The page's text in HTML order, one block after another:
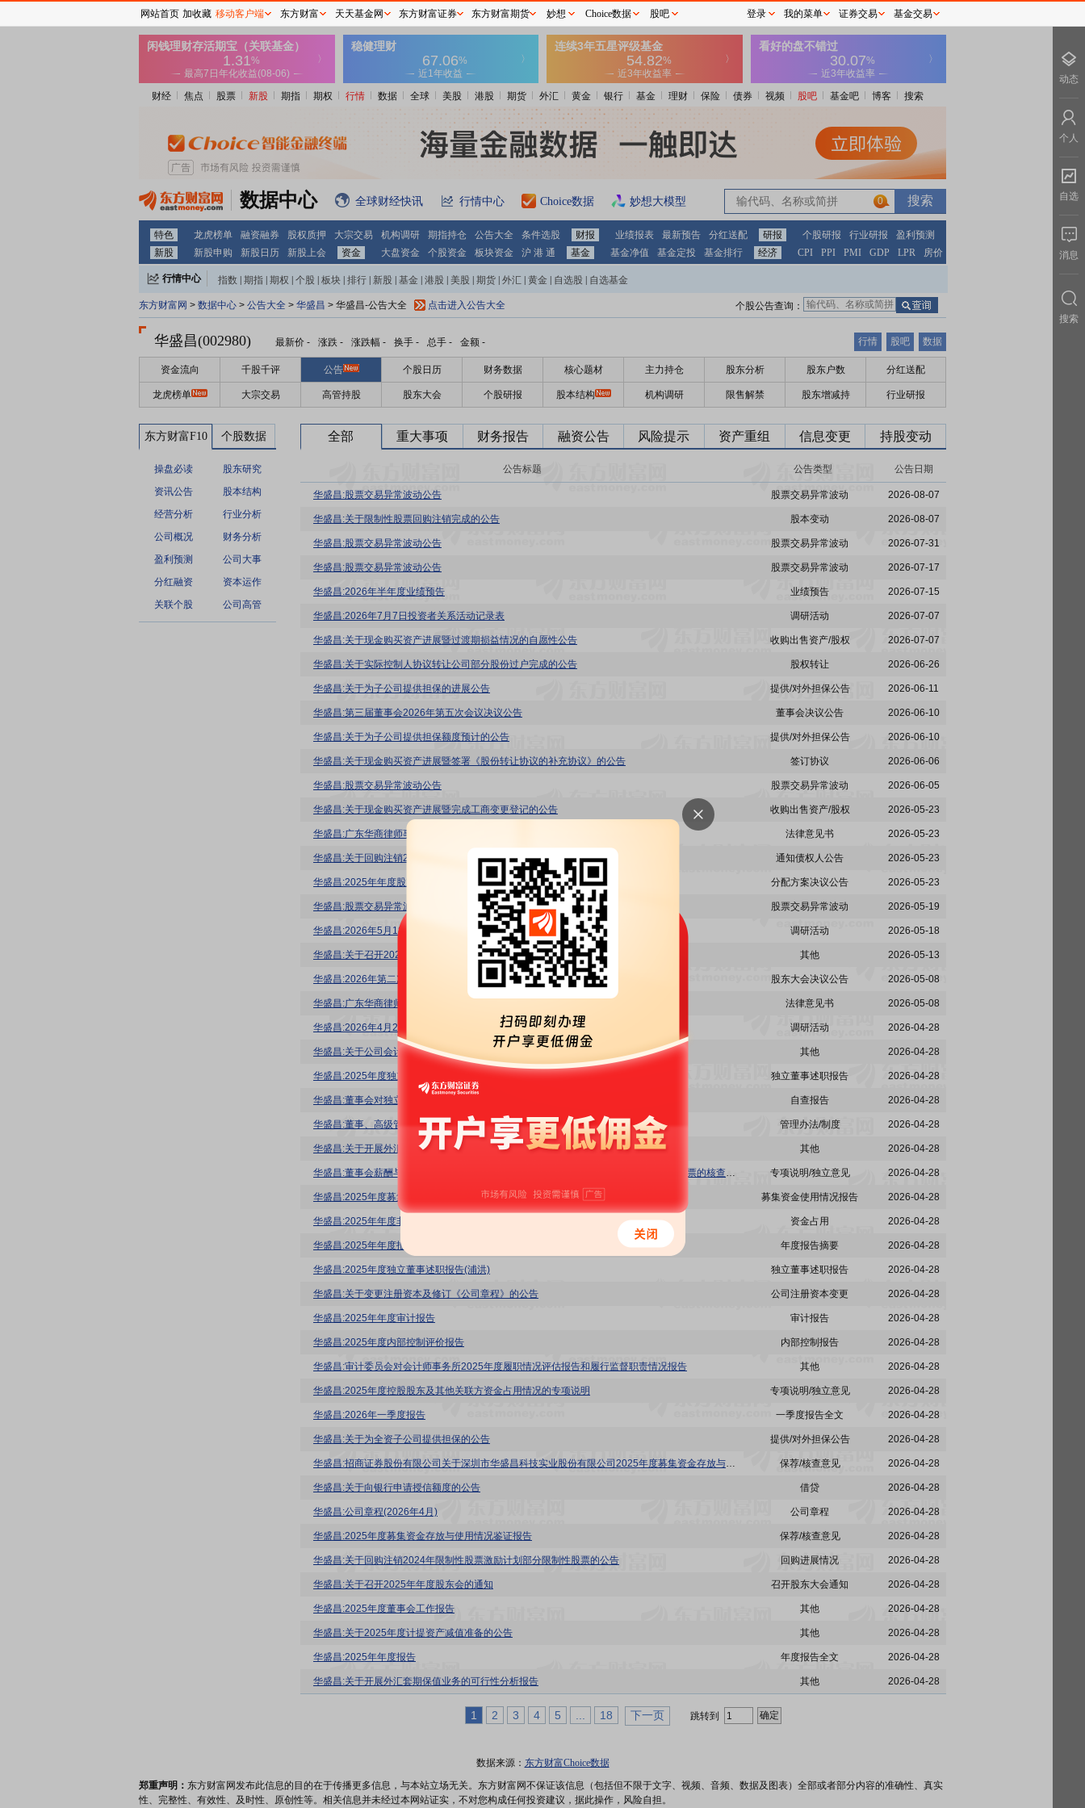
财经 焦点 股票 新股 期指 期权 行情 数据 全球 美股 港股 期货 外汇 黄金 银行 基金 理财 保险 债券 视频 股吧 基金吧 博客 搜索
数据中心 全球财经快讯 行情中心 Choice数据 妙想大模型 0
特色 龙虎榜单 融资融券 股权质押 大宗交易 机构调研 期指持仓 公告大全 条件选股 财报 业绩报表 最新预告 分红送配 研报 个股研报 行业研报
盈利预测
新股
新股申购 新股日历 新股上会 资金 大盘资金 个股资金 板块资金 沪 港 通 基金 基金净值 基金定投 基金排行 经济 CPI PPI PMI GDP LPR 房价
行情中心 指数 期指 期权 个股 板块 排行 新股 基金 港股 美股 期货 外汇 黄金 自选股 自选基金
东方财富网 > 数据中心 > 公告大全 > 华盛昌 > 华盛昌-公告大全 点击进入公告大全 个股公告查询：
华盛昌(002980) 最新价 - 涨跌 - 涨跌幅 - 换手 - 总手 - 金额 - 行情 股吧 数据
资金流向 千股千评 公告 个股日历 财务数据 核心题材 主力持仓 股东分析 股东户数 分红送配
龙虎榜单 大宗交易 高管持股 股东大会 个股研报 股本结构 机构调研 限售解禁 股东增减持 行业研报
东方财富F10 个股数据
操盘必读
股东研究
资讯公告
股本结构
经营分析
行业分析
公司概况
财务分析
盈利预测
公司大事
分红融资
资本运作
关联个股
公司高管
全部 重大事项 财务报告 融资公告 风险提示 资产重组 信息变更 持股变动
公告标题 公告类型 公告日期
华盛昌:股票交易异常波动公告 股票交易异常波动 2026-08-07
华盛昌:关于限制性股票回购注销完成的公告 股本变动 2026-08-07
华盛昌:股票交易异常波动公告 股票交易异常波动 2026-07-31
华盛昌:股票交易异常波动公告 股票交易异常波动 2026-07-17
华盛昌:2026年半年度业绩预告 业绩预告 2026-07-15
华盛昌:2026年7月7日投资者关系活动记录表 调研活动 2026-07-07
华盛昌:关于现金购买资产进展暨过渡期损益情况的自愿性公告 收购出售资产/股权 2026-07-07
华盛昌:关于实际控制人协议转让公司部分股份过户完成的公告 股权转让 2026-06-26
华盛昌:关于为子公司提供担保的进展公告 提供/对外担保公告 2026-06-11
华盛昌:第三届董事会2026年第五次会议决议公告 董事会决议公告 2026-06-10
华盛昌:关于为子公司提供担保额度预计的公告 提供/对外担保公告 2026-06-10
华盛昌:关于现金购买资产进展暨签署《股份转让协议的补充协议》的公告 签订协议 2026-06-06
华盛昌:股票交易异常波动公告 股票交易异常波动 2026-06-05
华盛昌:关于现金购买资产进展暨完成工商变更登记的公告 收购出售资产/股权 2026-05-23
华盛昌:广东华商律师事务所关于华盛昌2025年年度股东会的法律意见书 法律意见书 2026-05-23
华盛昌:关于回购注销2024年限制性股票激励计划部分限制性股票通知债权人的公告 通知债权人公告 2026-05-23
华盛昌:2025年年度股东会决议公告 分配方案决议公告 2026-05-23
华盛昌:股票交易异常波动公告 股票交易异常波动 2026-05-19
华盛昌:2026年5月18日投资者关系活动记录表 调研活动 2026-05-18
华盛昌:关于召开2025年度暨2026年第一季度网上业绩说明会的公告 其他 2026-05-13
华盛昌:2026年第二次临时股东会决议公告 股东大会决议公告 2026-05-08
华盛昌:广东华商律师事务所关于华盛昌2026年第二次临时股东会的法律意见书 法律意见书 2026-05-08
华盛昌:2026年4月27日投资者关系活动记录表 调研活动 2026-04-28
华盛昌:关于公司会计政策变更的公告 其他 2026-04-28
华盛昌:2025年度独立董事述职报告(庄任艳) 独立董事述职报告 2026-04-28
华盛昌:董事会对独立董事独立性自查情况的专项报告 自查报告 2026-04-28
华盛昌:董事、高级管理人员薪酬管理制度 管理办法/制度 2026-04-28
华盛昌:关于开展外汇套期保值业务的公告 其他 2026-04-28
华盛昌:董事会薪酬与考核委员会关于回购注销2024年限制性股票激励计划部分限制性股票的核查意见 专项说明/独立意见 2026-04-28
华盛昌:2025年度募集资金存放与使用情况的专项报告 募集资金使用情况报告 2026-04-28
华盛昌:2025年年度非经营性资金占用及其他关联资金往来情况汇总表 资金占用 2026-04-28
华盛昌:2025年年度报告摘要 年度报告摘要 2026-04-28
华盛昌:2025年度独立董事述职报告(浦洪) 独立董事述职报告 2026-04-28
华盛昌:关于变更注册资本及修订《公司章程》的公告 公司注册资本变更 2026-04-28
华盛昌:2025年年度审计报告 审计报告 2026-04-28
华盛昌:2025年度内部控制评价报告 内部控制报告 2026-04-28
华盛昌:审计委员会对会计师事务所2025年度履职情况评估报告和履行监督职责情况报告 其他 2026-04-28
华盛昌:2025年度控股股东及其他关联方资金占用情况的专项说明 专项说明/独立意见 2026-04-28
华盛昌:2026年一季度报告 一季度报告全文 2026-04-28
华盛昌:关于为全资子公司提供担保的公告 提供/对外担保公告 2026-04-28
华盛昌:招商证券股份有限公司关于深圳市华盛昌科技实业股份有限公司2025年度募集资金存放与使用情况的专项核查报告 保荐/核查意见 2026-04-28
华盛昌:关于向银行申请授信额度的公告 借贷 2026-04-28
华盛昌:公司章程(2026年4月) 公司章程 2026-04-28
华盛昌:2025年度募集资金存放与使用情况鉴证报告 保荐/核查意见 2026-04-28
华盛昌:关于回购注销2024年限制性股票激励计划部分限制性股票的公告 回购进展情况 2026-04-28
华盛昌:关于召开2025年年度股东会的通知 召开股东大会通知 2026-04-28
华盛昌:2025年度董事会工作报告 其他 2026-04-28
华盛昌:关于2025年度计提资产减值准备的公告 其他 2026-04-28
华盛昌:2025年年度报告 年度报告全文 2026-04-28
华盛昌:关于开展外汇套期保值业务的可行性分析报告 其他 2026-04-28
1 2 3 4 5 18 下一页 跳转到
数据来源： 东方财富Choice数据
郑重声明： 东方财富网发布此信息的目的在于传播更多信息，与本站立场无关。东方财富网不保证该信息（包括但不限于文字、视频、音频、数据及图表）全部或者部分内容的准确性、真实
性、完整性、有效性、及时性、原创性等。相关信息并未经过本网站证实，不对您构成任何投资建议，据此操作，风险自担。
网站首页 加收藏 移动客户端 东方财富 天天基金网 东方财富证券 东方财富期货 妙想 Choice数据 股吧 登录 我的菜单 证券交易 基金交易
动态
个人
自选
消息
搜索